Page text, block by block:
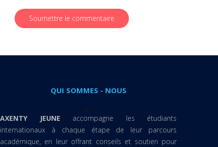
QUI SOMMES - NOUS
AXENTY JEUNE accompagne les étudiants
internationaux à chaque étape de leur parcours
académique, en leur offrant conseils et soutien pour